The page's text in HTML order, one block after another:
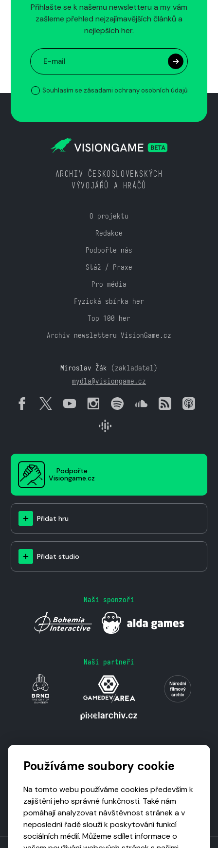
Přihlašte se k našemu newsletteru a my vám
zašleme přehled nejzajímavějších článků a
nejlepších her.
Souhlasím se zásadami ochrany osobních údajů
ARCHIV ČESKOSLOVENSKÝCH
VÝVOJÁŘŮ A HRÁČŮ
O projektu
Redakce
Podpořte nás
Stáž / Praxe
Pro média
Fyzická sbírka her
Top 100 her
Archiv newsletteru VisionGame.cz
Miroslav Žák (zakladatel)
mydla@visiongame.cz
Podpořte
Visiongame.cz
Přidat hru
Přidat studio
Naši sponzoři
Naši partneři
Používáme soubory cookie
Na tomto webu používáme cookies především k
zajištění jeho správné funkčnosti. Také nám
pomáhají analyzovat návštěvnost stránek a v
neposlední řadě slouží k poskytování funkcí
sociálních médií. Můžeme sdílet informace o